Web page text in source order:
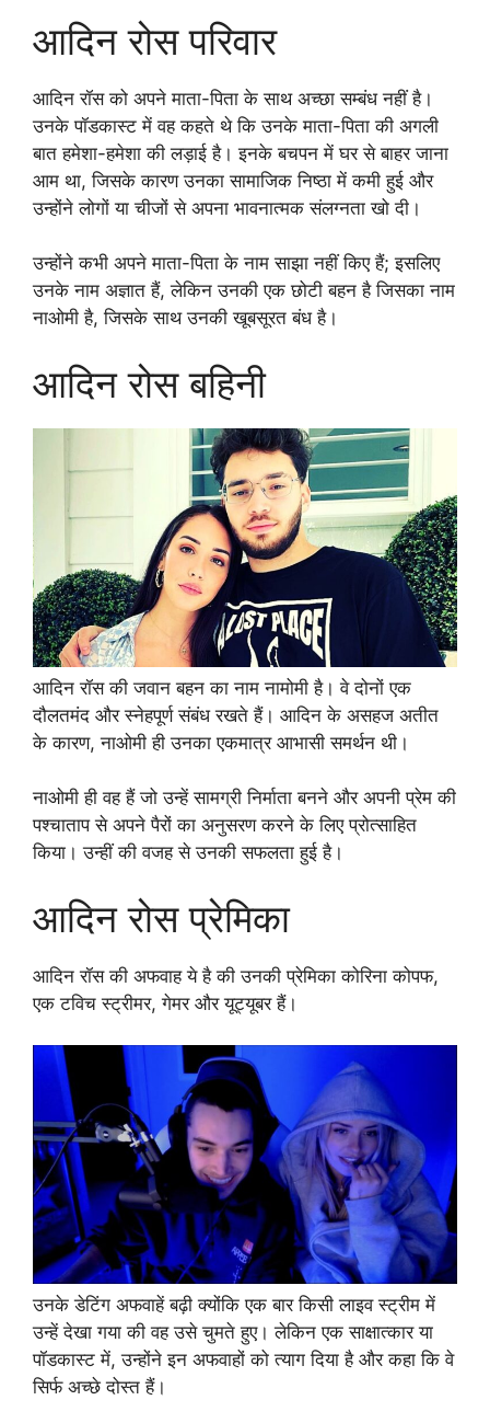
आदिन रोस परिवार
आदिन रॉस को अपने माता-पिता के साथ अच्छा सम्बंध नहीं है।
उनके पॉडकास्ट में वह कहते थे कि उनके माता-पिता की अगली
बात हमेशा-हमेशा की लड़ाई है। इनके बचपन में घर से बाहर जाना
आम था, जिसके कारण उनका सामाजिक निष्ठा में कमी हुई और
उन्होंने लोगों या चीजों से अपना भावनात्मक संलग्नता खो दी।
उन्होंने कभी अपने माता-पिता के नाम साझा नहीं किए हैं; इसलिए
उनके नाम अज्ञात हैं, लेकिन उनकी एक छोटी बहन है जिसका नाम
नाओमी है, जिसके साथ उनकी खूबसूरत बंध है।
आदिन रोस बहिनी
आदिन रॉस की जवान बहन का नाम नामोमी है। वे दोनों एक
दौलतमंद और स्नेहपूर्ण संबंध रखते हैं। आदिन के असहज अतीत
के कारण, नाओमी ही उनका एकमात्र आभासी समर्थन थी।
नाओमी ही वह हैं जो उन्हें सामग्री निर्माता बनने और अपनी प्रेम की
पश्चाताप से अपने पैरों का अनुसरण करने के लिए प्रोत्साहित
किया। उन्हीं की वजह से उनकी सफलता हुई है।
आदिन रोस प्रेमिका
आदिन रॉस की अफवाह ये है की उनकी प्रेमिका कोरिना कोपफ,
एक टविच स्ट्रीमर, गेमर और यूट्यूबर हैं।
उनके डेटिंग अफवाहें बढ़ी क्योंकि एक बार किसी लाइव स्ट्रीम में
उन्हें देखा गया की वह उसे चुमते हुए। लेकिन एक साक्षात्कार या
पॉडकास्ट में, उन्होंने इन अफवाहों को त्याग दिया है और कहा कि वे
सिर्फ अच्छे दोस्त हैं।